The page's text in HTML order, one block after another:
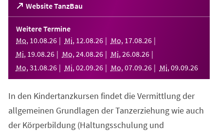
Website TanzBau
(Öffnet
in
einem
neuen
Tab)
Weitere Termine
Mo, 10.08.26 Mi, 12.08.26 Mo, 17.08.26
Mi, 19.08.26 Mo, 24.08.26 Mi, 26.08.26
Mo, 31 .08.26 Mi, 02.09.26 Mo, 07.09.26 Mi, 09.09.26
In den Kindertanzkursen findet die Vermittlung der
allgemeinen Grundlagen der Tanzerziehung wie auch
der Körperbildung (Haltungsschulung und